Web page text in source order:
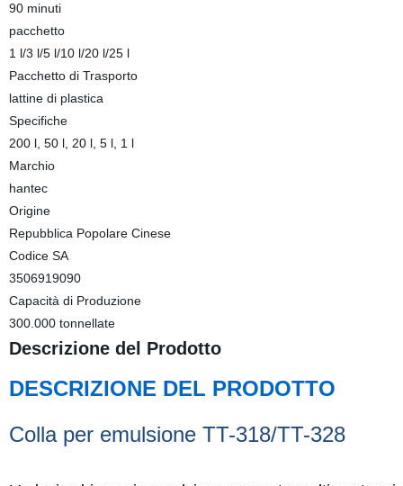
90 minuti
pacchetto
1 l/3 l/5 l/10 l/20 l/25 l
Pacchetto di Trasporto
lattine di plastica
Specifiche
200 l, 50 l, 20 l, 5 l, 1 l
Marchio
hantec
Origine
Repubblica Popolare Cinese
Codice SA
3506919090
Capacità di Produzione
300.000 tonnellate
Descrizione del Prodotto
DESCRIZIONE DEL PRODOTTO
Colla per emulsione TT-318/TT-328